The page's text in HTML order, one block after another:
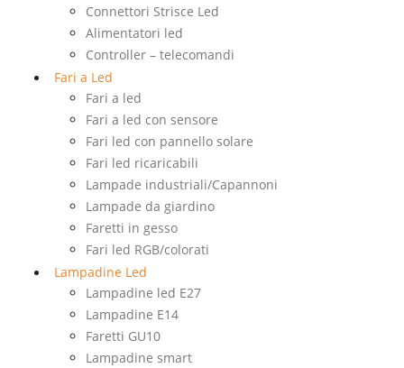
Connettori Strisce Led
Alimentatori led
Controller – telecomandi
Fari a Led
Fari a led
Fari a led con sensore
Fari led con pannello solare
Fari led ricaricabili
Lampade industriali/Capannoni
Lampade da giardino
Faretti in gesso
Fari led RGB/colorati
Lampadine Led
Lampadine led E27
Lampadine E14
Faretti GU10
Lampadine smart